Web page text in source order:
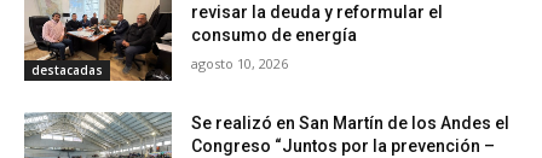
destacadas
revisar la deuda y reformular el
consumo de energía
agosto 10, 2026
Se realizó en San Martín de los Andes el
Congreso “Juntos por la prevención –